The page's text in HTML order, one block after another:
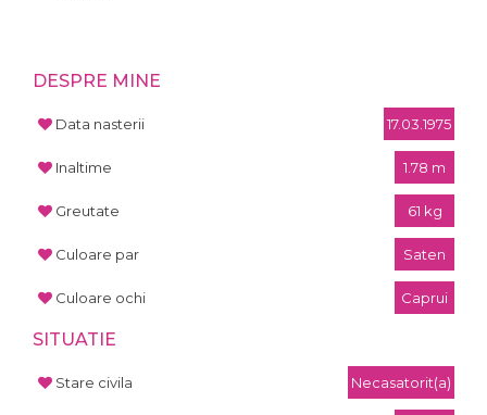
DESPRE MINE
Data nasterii 17.03.1975
Inaltime 1.78 m
Greutate 61 kg
Culoare par Saten
Culoare ochi Caprui
SITUATIE
Stare civila Necasatorit(a)